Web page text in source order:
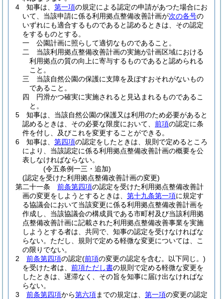
4
知事は、 第一項の規定による認定の申請があつた場合にお
いて、当該申請に係る利用拠点整備改善計画が次の各号の
いずれにも適合するものであると認めるときは、その認定
をするものとする。
一
公園計画に照らして適切なものであること。
二
当該利用拠点整備改善計画の実施が計画区域における
利用拠点の質の向上に寄与するものであると認められる
こと。
三
当該自然公園の保護に支障を及ぼすおそれがないもの
であること。
四
円滑かつ確実に実施されると見込まれるものであるこ
と。
5
知事は、当該自然公園の保護又は利用のため必要があると
認めるときは、その必要な限度において、 前項の認定に条
件を付し、及びこれを変更することができる。
6
知事は、 第四項の認定をしたときは、規則で定めるところ
により、当該認定に係る利用拠点整備改善計画の概要を公
表しなければならない。
(令五条例一三・追加)
(認定を受けた利用拠点整備改善計画の変更)
第二十一条
前条第四項の認定を受けた利用拠点整備改善計
画の変更をしようとするときは、 第十九条第一項に規定す
る協議会において当該変更に係る利用拠点整備改善計画を
作成し、当該協議会の構成員である市町村及び当該利用拠
点整備改善計画に記載された利用拠点整備改善事業を実施
しようとする者は、共同で、知事の認定を受けなければな
らない。 ただし、規則で定める軽微な変更については、こ
の限りでない。
2
前条第四項の認定(前項の変更の認定を含む。以下同じ。)
を受けた者は、 前項ただし書の規則で定める軽微な変更を
したときは、遅滞なく、その旨を知事に届け出なければな
らない。
3
前条第四項から第六項までの規定は、 第一項の変更の認定